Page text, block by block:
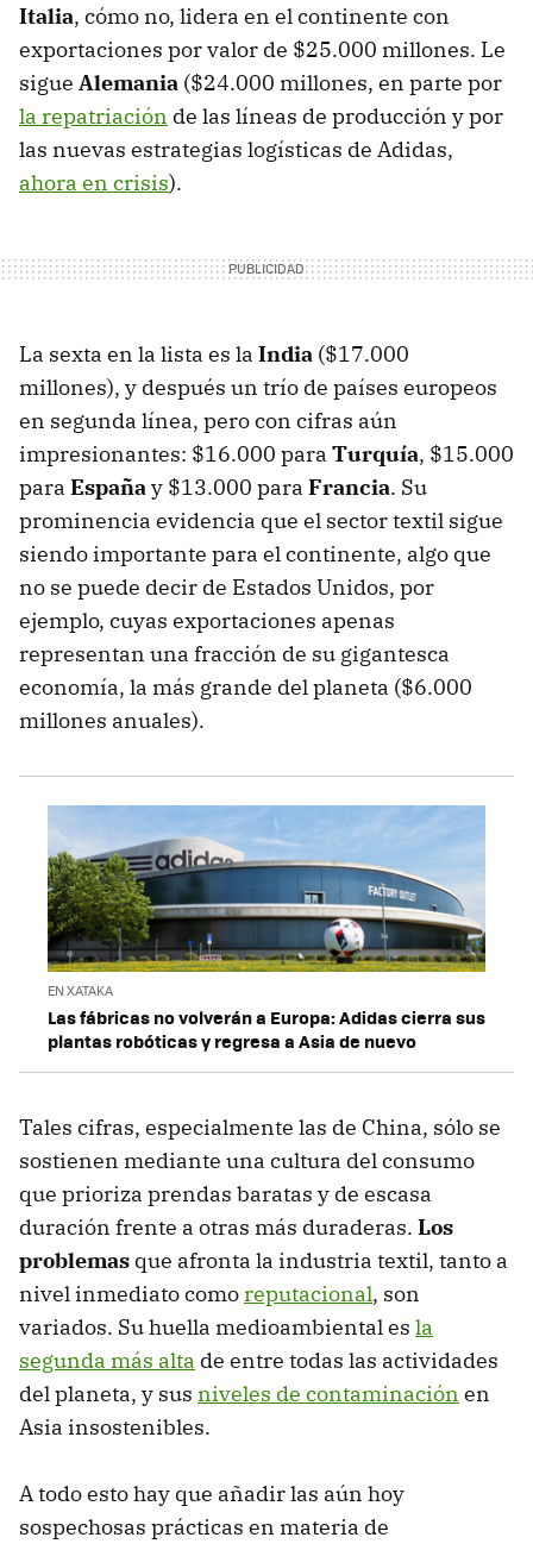
Italia, cómo no, lidera en el continente con
exportaciones por valor de $25.000 millones. Le
sigue Alemania ($24.000 millones, en parte por
la repatriación de las líneas de producción y por
las nuevas estrategias logísticas de Adidas,
ahora en crisis).
La sexta en la lista es la India ($17.000
millones), y después un trío de países europeos
en segunda línea, pero con cifras aún
impresionantes: $16.000 para Turquía, $15.000
para Españay $13.000 para Francia. Su
prominencia evidencia que el sector textil sigue
siendo importante para el continente, algo que
no se puede decir de Estados Unidos, por
ejemplo, cuyas exportaciones apenas
representan una fracción de su gigantesca
economía, la más grande del planeta ($6.000
millones anuales).
EN XATAKA
Las fábricas no volverán a Europa: Adidas cierra sus
plantas robóticas y regresa a Asia de nuevo
Tales cifras, especialmente las de China, sólo se
sostienen mediante una cultura del consumo
que prioriza prendas baratas y de escasa
duración frente a otras más duraderas. Los
problemas que afronta la industria textil, tanto a
nivel inmediato comoreputacional, son
variados. Su huella medioambiental es la
segunda más alta de entre todas las actividades
del planeta, y sus niveles de contaminación en
Asia insostenibles.
A todo esto hay que añadir las aún hoy
sospechosas prácticas en materia de